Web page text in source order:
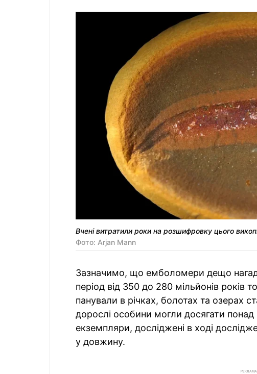
Вчені витратили роки на розшифровку цього
Фото: Arjan Mann
Зазначимо, що емболомери дещо
період від 350 до 280 мільйонів років
панували в річках, болотах та озерах
дорослі особини могли досягати
екземпляри, досліджені в ході
у довжину.
РЕКЛАМА